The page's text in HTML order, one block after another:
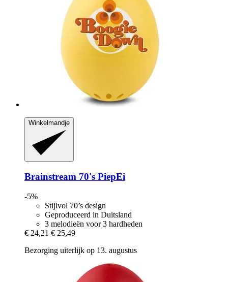
Winkelmandje
Brainstream 70's PiepEi
-5%
Stijlvol 70’s design
Geproduceerd in Duitsland
3 melodieën voor 3 hardheden
€ 24,21 € 25,49
Bezorging uiterlijk op 13. augustus